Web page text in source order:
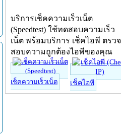
บริการเช็คความเร็วเน็ต
(Speedtest) ใช้ทดสอบความเร็ว
เน็ต พร้อมบริการ เช็คไอพี ตรวจ
สอบความถูกต้องไอพีของคุณ
เช็คความเร็วเน็ต เช็คไอพี